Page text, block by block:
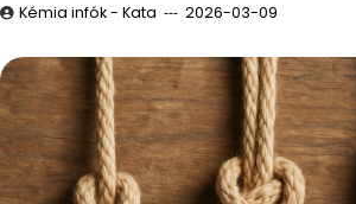
Kémia infók - Kata 2026-03-09